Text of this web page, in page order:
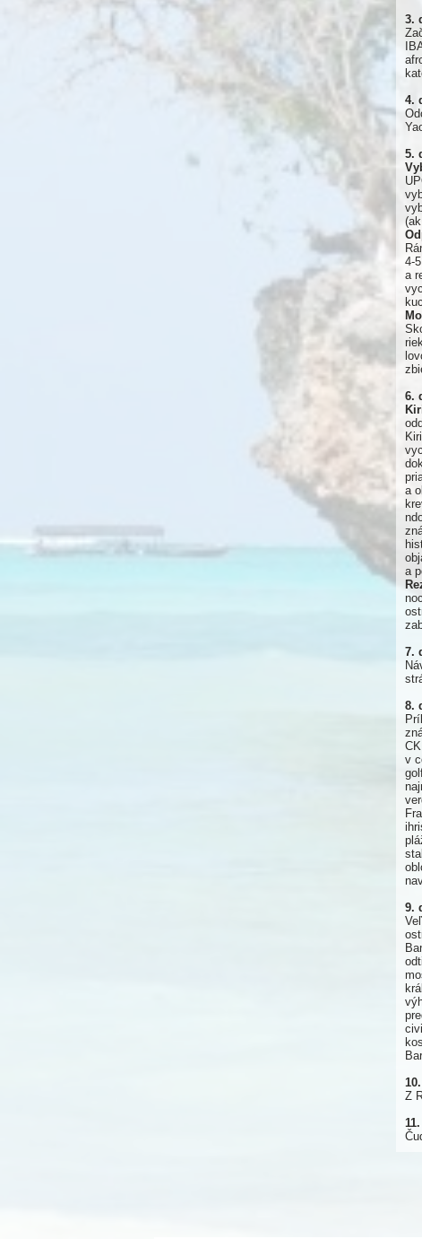
3.
4.
5.
4-
a
6.
a
a
7.
8.
v
9.
Z